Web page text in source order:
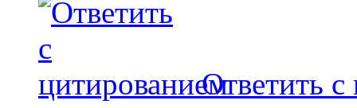
Ответить с